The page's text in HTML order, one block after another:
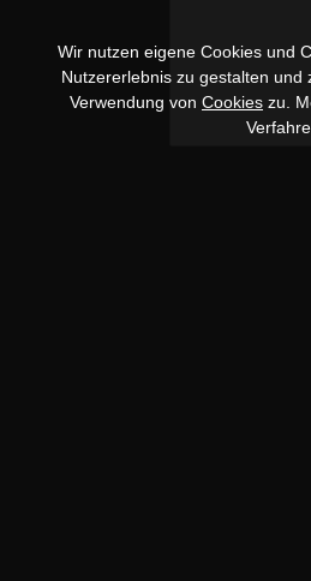
Wir nutzen eigene Cookies und
Nutzererlebnis zu gestalten
Verwendung von Cookies zu.